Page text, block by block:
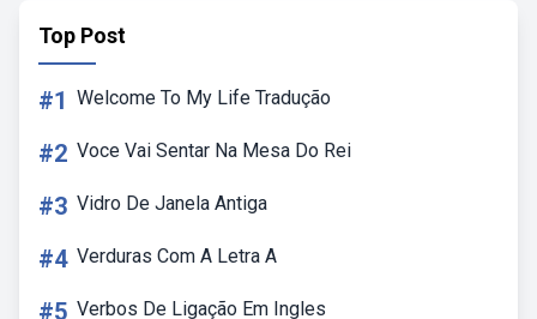
Top Post
#1 Welcome To My Life Tradução
#2 Voce Vai Sentar Na Mesa Do Rei
#3 Vidro De Janela Antiga
#4 Verduras Com A Letra A
#5 Verbos De Ligação Em Ingles